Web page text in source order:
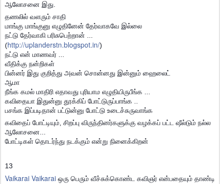
ஆலோசனை இது.
தணலில் வளரும் சாதி
மாங்கு மாங்குனு எழுதினேன் தேர்வாகவே இல்லை
நட்டு தேர்வாகி பரிசுபெற்றான் ...
(http://uplanderstn.blogspot.in/)
நட்டு என் மாணவர் ...
வீதிக்கு நன்றிகள்
பின்னர் இது குறித்து அவன் சொன்னது இன்னும் ஹைலைட்
ஆமா
நீங்க கமல் மாதிரி எதாவது புரியாம எழுதியிருபீங்க ...
கவிதையா இதுன்னு தூக்கிப் போட்டுருப்பாங்க ..
பசங்க இப்படிதான் பட்டுன்னு போட்டு உடைச்சுருவாங்க
கவிதைப் போட்டியும், சிறப்பு விருந்தினர்களுக்கு வழக்கப் பட்ட ஷீல்டும் நல்ல
ஆலோசனை...
போட்டிகள் தொடர்ந்து நடக்கும் என்று நினைக்கிறன்
13
Vaikarai Vaikarai ஒரு பெரும் வீச்சுக்கொண்ட கவிஞர் என்பதையும் தாண்டி